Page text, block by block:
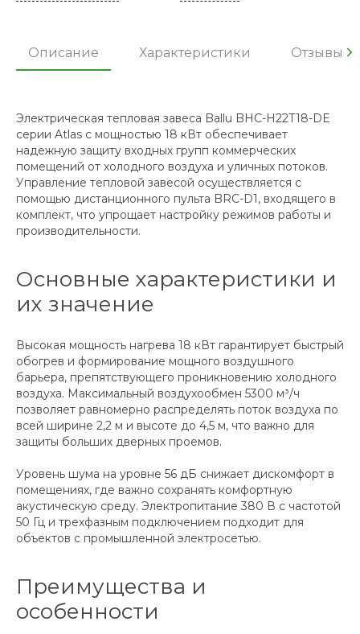
Описание Характеристики Отзывы
Электрическая тепловая завеса Ballu BHC-H22T18-DE
серии Atlas с мощностью 18 кВт обеспечивает
надежную защиту входных групп коммерческих
помещений от холодного воздуха и уличных потоков.
Управление тепловой завесой осуществляется с
помощью дистанционного пульта BRC-D1, входящего в
комплект, что упрощает настройку режимов работы и
производительности.
Основные характеристики и
их значение
Высокая мощность нагрева 18 кВт гарантирует быстрый
обогрев и формирование мощного воздушного
барьера, препятствующего проникновению холодного
воздуха. Максимальный воздухообмен 5300 м³/ч
позволяет равномерно распределять поток воздуха по
всей ширине 2,2 м и высоте до 4,5 м, что важно для
защиты больших дверных проемов.
Уровень шума на уровне 56 дБ снижает дискомфорт в
помещениях, где важно сохранять комфортную
акустическую среду. Электропитание 380 В с частотой
50 Гц и трехфазным подключением подходит для
объектов с промышленной электросетью.
Преимущества и
особенности